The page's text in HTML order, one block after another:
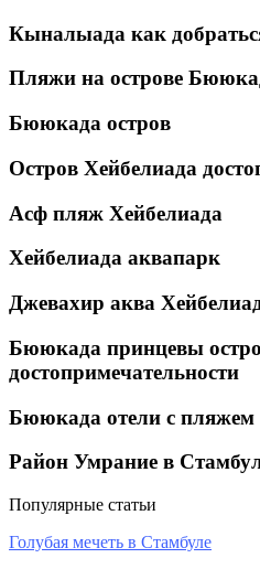
Кыналыада как
Пляжи на острове
Бююкада остров
Остров Хейбелиада
Асф пляж Хейбелиада
Хейбелиада аквапарк
Джевахир аква
Бююкада принцевы
достопримечательности
Бююкада отели с пляжем
Район Умрание в
Популярные статьи
Голубая мечеть в Стамбуле